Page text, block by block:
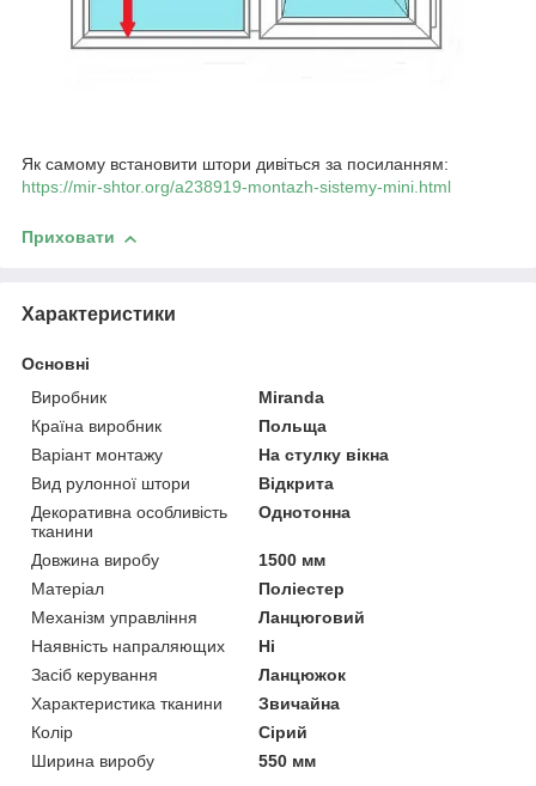
Як самому встановити штори дивіться за посиланням:
https://mir-shtor.org/a238919-montazh-sistemy-mini.html
Приховати
Характеристики
Основні
Виробник
Miranda
Країна виробник
Польща
Варіант монтажу
На стулку вікна
Вид рулонної штори
Відкрита
Декоративна особливість
тканини
Однотонна
Довжина виробу
1500 мм
Матеріал
Поліестер
Механізм управління
Ланцюговий
Наявність напраляющих
Ні
Засіб керування
Ланцюжок
Характеристика тканини
Звичайна
Колір
Сірий
Ширина виробу
550 мм